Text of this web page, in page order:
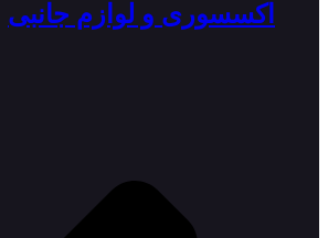
اکسسوری و لوازم جانبی